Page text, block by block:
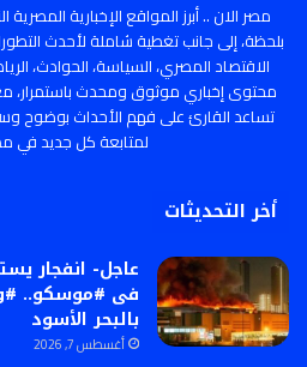
مصر الان .. أبرز المواقع الإخبارية
بلحظة، إلى جانب تغطية شاملة لأحدث
الاقتصاد المصري، السياسة، الحوادث،
محتوى إخباري موثوق ومحدث باستمرار،
تساعد القارئ على فهم الأحداث بوضوح
لمتابعة كل جديد في
أخر التحديثات
عاجل- انفجار
فى #موسكو..
بالبحر الأسود
أغسطس 7, 2026